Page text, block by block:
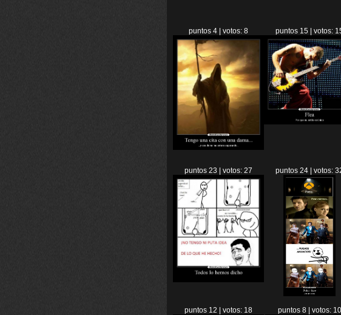
puntos 4 | votos: 8 puntos 15 | votos:
puntos 23 | votos: 27 puntos 24 | votos:
puntos 12 | votos: 18 puntos 8 | votos: 10